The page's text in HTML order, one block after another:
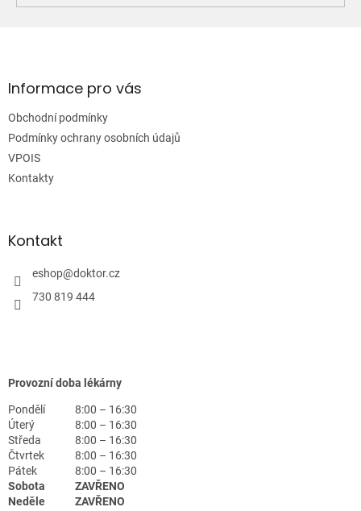
aInformace pro vás
Obchodní podmínky
Podmínky ochrany osobních údajů
VPOIS
Kontakty
Kontakt
eshop@doktor.cz
730 819 444
Provozní doba lékárny
Pondělí
8:00 – 16:30
Úterý
8:00 – 16:30
Středa
8:00 – 16:30
Čtvrtek
8:00 – 16:30
Pátek
8:00 – 16:30
Sobota
ZAVŘENO
Neděle
ZAVŘENO